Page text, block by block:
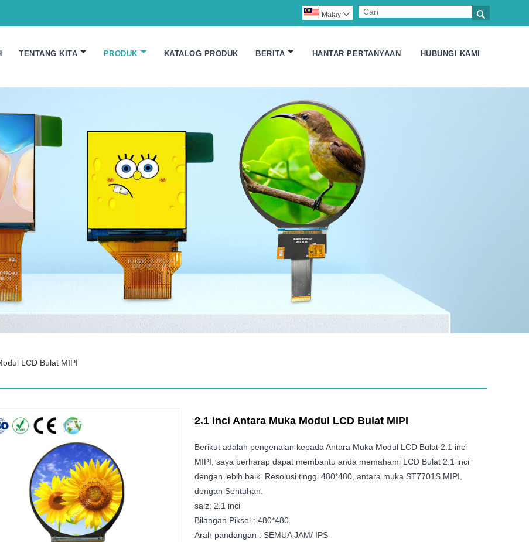

Malay 
TENTANG KITA PRODUK KATALOG PRODUK BERITA HANTAR PERTANYAAN HUBUNGI KAMI
LCD Bulat MIPI
2.1 inci Antara Muka Modul LCD Bulat MIPI
Berikut adalah pengenalan kepada Antara Muka Modul LCD Bulat 2.1 inci
MIPI, saya berharap dapat membantu anda memahami LCD Bulat 2.1 inci
dengan lebih baik. Resolusi tinggi 480*480, antara muka ST7701S MIPI,
dengan Sentuhan.
saiz: 2.1 inci
Bilangan Piksel : 480*480
Arah pandangan : SEMUA JAM/ IPS